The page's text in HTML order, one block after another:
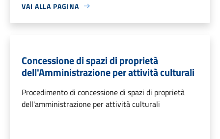
VAI ALLA PAGINA
Concessione di spazi di proprietà
dell'Amministrazione per attività culturali
Procedimento di concessione di spazi di proprietà
dell'amministrazione per attività culturali